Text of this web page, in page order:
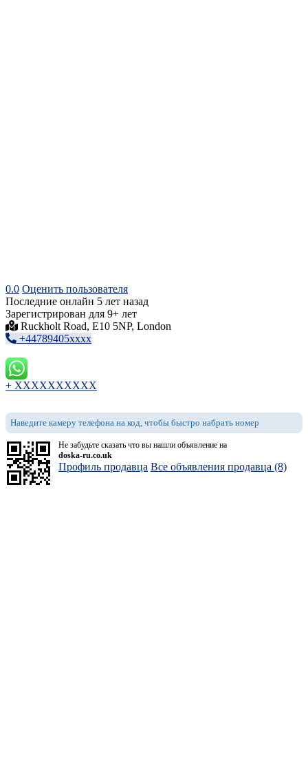
0.0 Оценить пользователя
Последние онлайн 5 лет назад
Зарегистрирован для 9+ лет
Ruckholt Road, E10 5NP, London
+44789405xxxx
+ XXXXXXXXXX
Наведите камеру телефона на код, чтобы быстро набрать номер
Не забудьте сказать что вы нашли объявление на
doska-ru.co.uk
Профиль продавца Все объявления продавца (8)